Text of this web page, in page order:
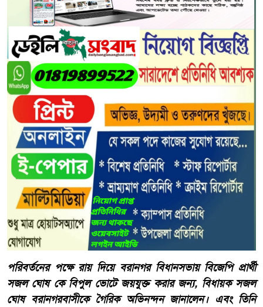
পরিবর্তনের পক্ষে রায় দিয়ে বরানগর বিধানসভায় বিজেপি প্রার্থী
সজল ঘোষ কে বিপুল ভোটে জয়যুক্ত করার জন্য, বিধায়ক সজল
ঘোষ বরানগরবাসীকে গৈরিক অভিনন্দন জানালেন। এবং তিনি